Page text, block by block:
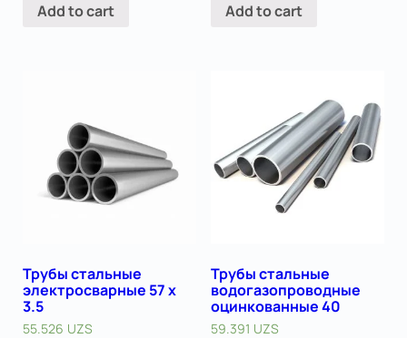
Add to cart Add to cart
Трубы стальные
электросварные 57 х
3.5
55.526 UZS
Трубы стальные
водогазопроводные
оцинкованные 40
59.391 UZS